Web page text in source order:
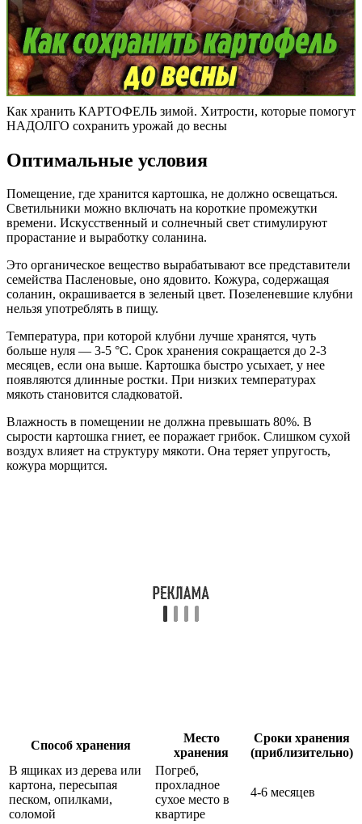
Как хранить КАРТОФЕЛЬ зимой. Хитрости, которые помогут
НАДОЛГО сохранить урожай до весны
Оптимальные условия
Помещение, где хранится картошка, не должно освещаться.
Светильники можно включать на короткие промежутки
времени. Искусственный и солнечный свет стимулируют
прорастание и выработку соланина.
Это органическое вещество вырабатывают все представители
семейства Пасленовые, оно ядовито. Кожура, содержащая
соланин, окрашивается в зеленый цвет. Позеленевшие клубни
нельзя употреблять в пищу.
Температура, при которой клубни лучше хранятся, чуть
больше нуля — 3-5 °C. Срок хранения сокращается до 2-3
месяцев, если она выше. Картошка быстро усыхает, у нее
появляются длинные ростки. При низких температурах
мякоть становится сладковатой.
Влажность в помещении не должна превышать 80%. В
сырости картошка гниет, ее поражает грибок. Слишком сухой
воздух влияет на структуру мякоти. Она теряет упругость,
кожура морщится.
Способ хранения
Место
хранения
Сроки хранения
(приблизительно)
В ящиках из дерева или
картона, пересыпая
песком, опилками,
соломой
Погреб,
прохладное
сухое место в
квартире
4-6 месяцев